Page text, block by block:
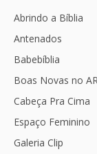
Abrindo a Bíblia
Antenados
Babebíblia
Boas Novas no
Cabeça Pra Cima
Espaço Feminino
Galeria Clip